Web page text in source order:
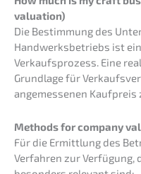
valuation)
Die Bestim­mung des
Handwerks­be­triebs ist
Verkaufs­pro­zess. Eine
Grund­la­ge für
angemes­se­nen Kaufpreis
Methods for compa­ny
Für die Ermitt­lung des
Verfah­ren zur